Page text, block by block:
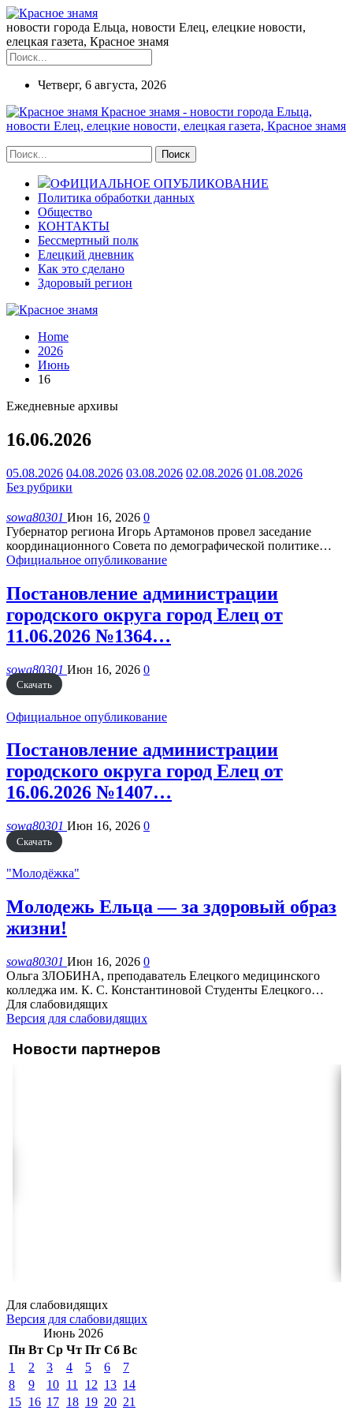
новости города Ельца, новости Елец, елецкие новости,
елецкая газета, Красное знамя
Четверг, 6 августа, 2026
Красное знамя - новости города Ельца,
новости Елец, елецкие новости, елецкая газета, Красное знамя
ОФИЦИАЛЬНОЕ ОПУБЛИКОВАНИЕ
Политика обработки данных
Общество
КОНТАКТЫ
Бессмертный полк
Елецкий дневник
Как это сделано
Здоровый регион
Home
2026
Июнь
16
Ежедневные архивы
16.06.2026
05.08.2026 04.08.2026 03.08.2026 02.08.2026 01.08.2026
Без рубрики
sowa80301 Июн 16, 2026 0
Губернатор региона Игорь Артамонов провел заседание
координационного Совета по демографической политике…
Официальное опубликование
Постановление администрации
городского округа город Елец от
11.06.2026 №1364…
sowa80301 Июн 16, 2026 0
Скачать
Официальное опубликование
Постановление администрации
городского округа город Елец от
16.06.2026 №1407…
sowa80301 Июн 16, 2026 0
Скачать
"Молодёжка"
Молодежь Ельца — за здоровый образ
жизни!
sowa80301 Июн 16, 2026 0
Ольга ЗЛОБИНА, преподаватель Елецкого медицинского
колледжа им. К. С. Константиновой Студенты Елецкого…
Для слабовидящих
Версия для слабовидящих
Новости партнеров
Для слабовидящих
Версия для слабовидящих
Июнь 2026
Пн Вт Ср Чт Пт Сб Вс
1
2 3 4 5 6
7
8
9 10 11 12 13 14
15 16 17 18 19 20 21